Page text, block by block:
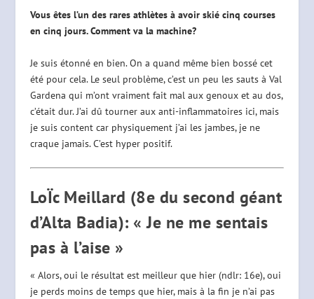
Vous êtes l’un des rares athlètes à avoir skié cinq courses
en cinq jours. Comment va la machine?
Je suis étonné en bien. On a quand même bien bossé cet
été pour cela. Le seul problème, c’est un peu les sauts à Val
Gardena qui m’ont vraiment fait mal aux genoux et au dos,
c’était dur. J’ai dû tourner aux anti-inflammatoires ici, mais
je suis content car physiquement j’ai les jambes, je ne
craque jamais. C’est hyper positif.
LoÏc Meillard (8e du second géant
d’Alta Badia): « Je ne me sentais
pas à l’aise »
« Alors, oui le résultat est meilleur que hier (ndlr: 16e), oui
je perds moins de temps que hier, mais à la fin je n’ai pas